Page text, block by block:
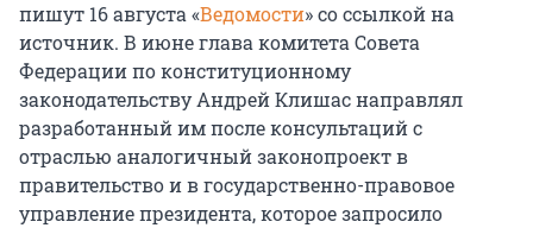
пишут 16 августа «Ведомости» со ссылкой на
источник. В июне глава комитета Совета
Федерации по конституционному
законодательству Андрей Клишас направлял
разработанный им после консультаций с
отраслью аналогичный законопроект в
правительство и в государственно-правовое
управление президента, которое запросило